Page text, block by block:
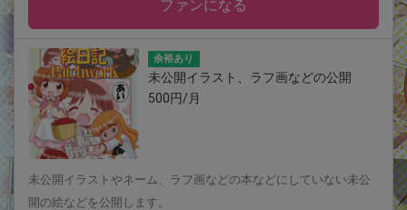
ファンになる
余裕あり
未公開イラスト、ラフ画などの公開
500円/月
未公開イラストやネーム、ラフ画などの本などにしていない未公
開の絵などを公開します。